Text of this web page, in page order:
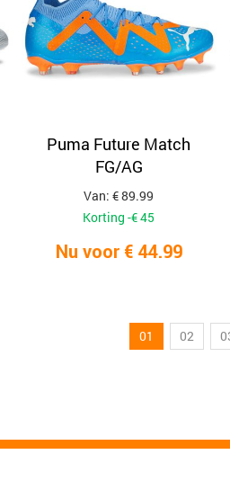
Puma Future Match
FG/AG
Van: € 89.99
Korting -€ 45
Nu voor € 44.99
01 02